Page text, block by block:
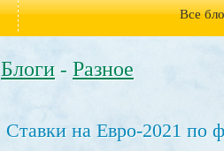
Все
Блоги - Разное
Ставки на Евро-2021 по